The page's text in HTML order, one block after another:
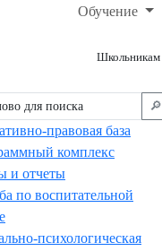
Обучение
Школьникам
🔎︎
правовая база
комплекс
и отчеты
по воспитательной
психологическая